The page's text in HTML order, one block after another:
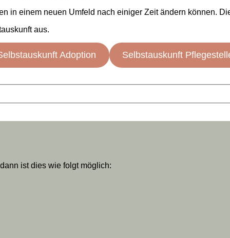
in einem neuen Umfeld nach einiger Zeit ändern können.
aus.
Adoption Selbstauskunft
ist dies wie folgt möglich: